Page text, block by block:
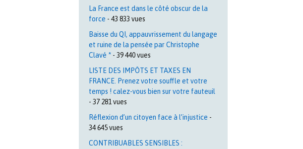
La France est dans le côté obscur de la
force - 43 833 vues
Baisse du QI, appauvrissement du langage
et ruine de la pensée par Christophe
Clavé * - 39 440 vues
LISTE DES IMPÔTS ET TAXES EN
FRANCE. Prenez votre souffle et votre
temps ! calez-vous bien sur votre fauteuil
- 37 281 vues
Réflexion d’un citoyen face à l’injustice -
34 645 vues
CONTRIBUABLES SENSIBLES :